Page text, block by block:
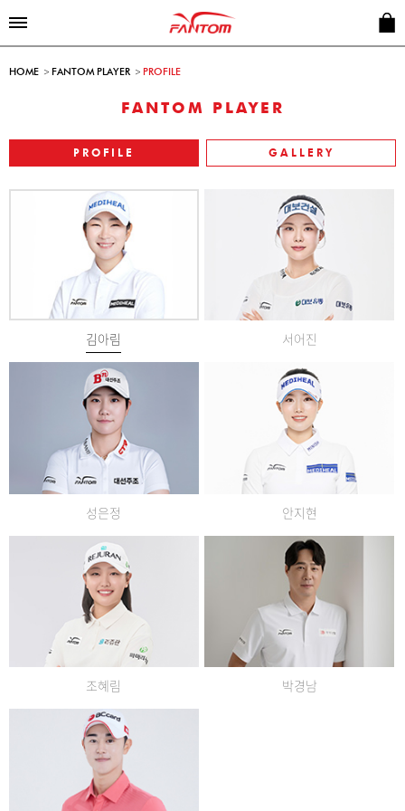
HOME FANTOM PLAYER PROFILE
FANTOM PLAYER
PROFILE GALLERY
김아림 서어진
성은정 안지현
조혜림 박경남